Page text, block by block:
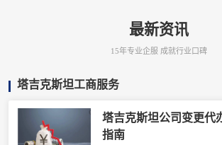
最新资讯
15年专业企服 成就行业口碑
塔吉克斯坦工商服务
塔吉克斯坦公司变更代
指南